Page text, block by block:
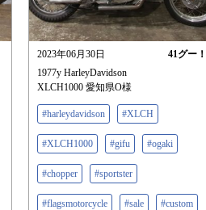
2023年06月30日 41グー！
1977y HarleyDavidson
XLCH1000 愛知県O様
#harleydavidson #XLCH
#XLCH1000 #gifu #ogaki
#chopper #sportster
#flagsmotorcycle #sale #custom